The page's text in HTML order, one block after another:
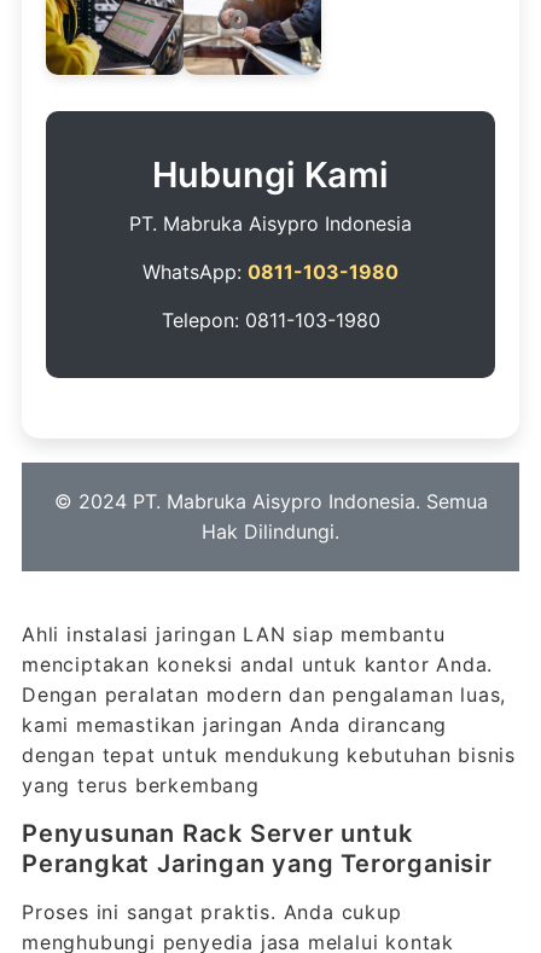
Hubungi Kami
PT. Mabruka Aisypro Indonesia
WhatsApp: 0811-103-1980
Telepon: 0811-103-1980
© 2024 PT. Mabruka Aisypro Indonesia. Semua
Hak Dilindungi.
Ahli instalasi jaringan LAN siap membantu
menciptakan koneksi andal untuk kantor Anda.
Dengan peralatan modern dan pengalaman luas,
kami memastikan jaringan Anda dirancang
dengan tepat untuk mendukung kebutuhan bisnis
yang terus berkembang
Penyusunan Rack Server untuk
Perangkat Jaringan yang Terorganisir
Proses ini sangat praktis. Anda cukup
menghubungi penyedia jasa melalui kontak